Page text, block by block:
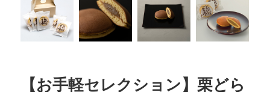
【お手軽セレクション】栗どら